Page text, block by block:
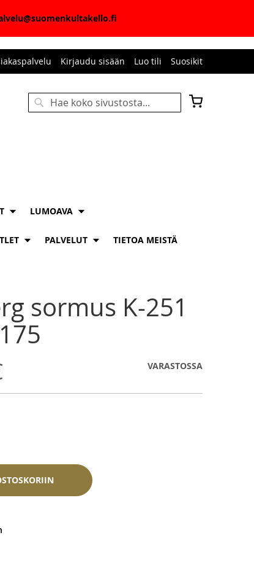
Kirjaudu sisään Luo tili Suosikit
Ostoskori
Haku
LUMOAVA
PALVELUT TIETOA MEISTÄ
sormus K-251
VARASTOSSA